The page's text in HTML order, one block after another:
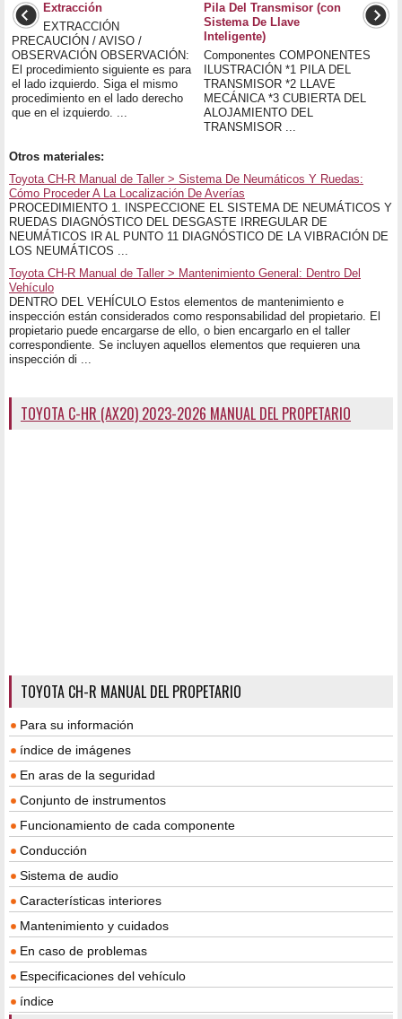
Extracción
EXTRACCIÓN
PRECAUCIÓN / AVISO /
OBSERVACIÓN OBSERVACIÓN:
El procedimiento siguiente es para
el lado izquierdo. Siga el mismo
procedimiento en el lado derecho
que en el izquierdo. ...
Pila Del Transmisor (con
Sistema De Llave
Inteligente)
Componentes COMPONENTES
ILUSTRACIÓN *1 PILA DEL
TRANSMISOR *2 LLAVE
MECÁNICA *3 CUBIERTA DEL
ALOJAMIENTO DEL
TRANSMISOR ...
Otros materiales:
Toyota CH-R Manual de Taller > Sistema De Neumáticos Y Ruedas:
Cómo Proceder A La Localización De Averías
PROCEDIMIENTO 1. INSPECCIONE EL SISTEMA DE NEUMÁTICOS Y
RUEDAS DIAGNÓSTICO DEL DESGASTE IRREGULAR DE
NEUMÁTICOS IR AL PUNTO 11 DIAGNÓSTICO DE LA VIBRACIÓN DE
LOS NEUMÁTICOS ...
Toyota CH-R Manual de Taller > Mantenimiento General: Dentro Del
Vehículo
DENTRO DEL VEHÍCULO Estos elementos de mantenimiento e
inspección están considerados como responsabilidad del propietario. El
propietario puede encargarse de ello, o bien encargarlo en el taller
correspondiente. Se incluyen aquellos elementos que requieren una
inspección di ...
TOYOTA C-HR (AX20) 2023-2026 MANUAL DEL PROPETARIO
TOYOTA CH-R MANUAL DEL PROPETARIO
Para su información
índice de imágenes
En aras de la seguridad
Conjunto de instrumentos
Funcionamiento de cada componente
Conducción
Sistema de audio
Características interiores
Mantenimiento y cuidados
En caso de problemas
Especificaciones del vehículo
índice